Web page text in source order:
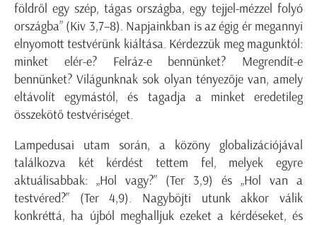
földről egy szép, tágas országba, egy tejjel-mézzel folyó
országba” (Kiv 3,7–8). Napjainkban is az égig ér megannyi
elnyomott testvérünk kiáltása. Kérdezzük meg magunktól:
minket elér-e? Felráz-e bennünket? Megrendít-e
bennünket? Világunknak sok olyan tényezője van, amely
eltávolít egymástól, és tagadja a minket eredetileg
összekötő testvériséget.
Lampedusai utam során, a közöny globalizációjával
találkozva két kérdést tettem fel, melyek egyre
aktuálisabbak: „Hol vagy?” (Ter 3,9) és „Hol van a
testvéred?” (Ter 4,9). Nagyböjti utunk akkor válik
konkréttá, ha újból meghalljuk ezeket a kérdéseket, és